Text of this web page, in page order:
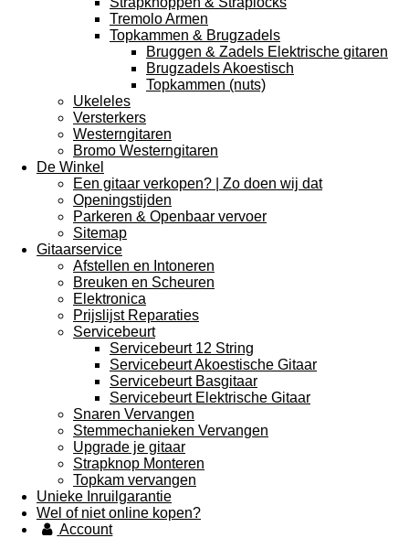
Tremolo Armen
Topkammen & Brugzadels
Bruggen & Zadels Elektrische gitaren
Brugzadels Akoestisch
Topkammen (nuts)
Ukeleles
Versterkers
Westerngitaren
Bromo Westerngitaren
De Winkel
Een gitaar verkopen? | Zo doen wij dat
Openingstijden
Parkeren & Openbaar vervoer
Sitemap
Gitaarservice
Afstellen en Intoneren
Breuken en Scheuren
Elektronica
Prijslijst Reparaties
Servicebeurt
Servicebeurt 12 String
Servicebeurt Akoestische Gitaar
Servicebeurt Basgitaar
Servicebeurt Elektrische Gitaar
Snaren Vervangen
Stemmechanieken Vervangen
Upgrade je gitaar
Strapknop Monteren
Topkam vervangen
Unieke Inruilgarantie
Wel of niet online kopen?
Account